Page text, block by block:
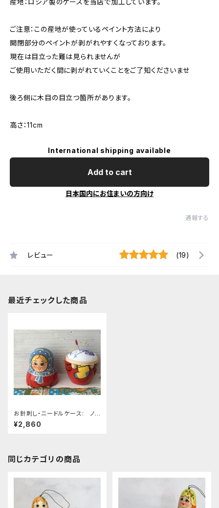
産地：ロシア製のケースを当店で加工しています。
ご注意：この産地が使っているペイント方法により
開閉部分のペイントが剥がれやすくなっております。
現在は目立った難は見られませんが
ご使用いただく間に剥がれていくことをご了知くださいませ
後ろ側に木目の目立つ箇所があります。
高さ：11cm
International shipping available
Add to cart
日本国内にお住まいの方向け
通報する
レビュー (19)
最近チェックした商品
お針刺し・ニードルケース: ノリ
ンスク（おばあちゃん）11cm
¥2,860
同じカテゴリの商品